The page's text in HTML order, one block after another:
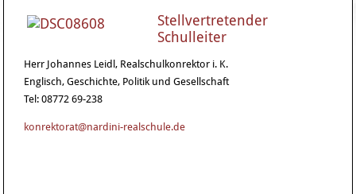
Stellvertretender
Schulleiter
Herr Johannes Leidl, Realschulkonrektor i. K.
Englisch, Geschichte, Politik und Gesellschaft
Tel: 08772 69-238
konrektorat@nardini-realschule.de